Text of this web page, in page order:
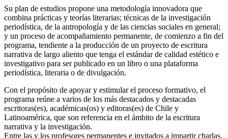
Su plan de estudios propone una metodología innovadora que
combina prácticas y teorías literarias; técnicas de la investigación
periodística, de la antropología y de las ciencias sociales en general;
y un proceso de acompañamiento permanente, de comienzo a fin del
programa, tendiente a la producción de un proyecto de escritura
narrativa de largo aliento que tenga el estándar de calidad estético e
investigativo para ser publicado en un libro o una plataforma
periodística, literaria o de divulgación.
Con el propósito de apoyar y estimular el proceso formativo, el
programa reúne a varios de los más destacados y destacadas
escritoras(es), académicas(os) y editoras(es) de Chile y
Latinoamérica, que son referencia en el ámbito de la escritura
narrativa y la investigación.
Entre las y los profesores permanentes e invitados a impartir charlas,